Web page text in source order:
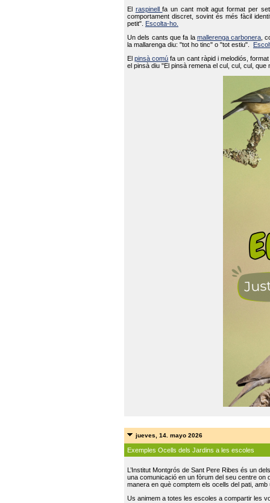
El raspinellfa un cant molt agut format per
comportament discret, sovint és més fàcil
petit".
Escolta-ho.
Un dels cants que fa la mallerenga carbonera ,
la mallarenga diu: "tot ho tinc" o "tot estiu".
Elpinsà comú fa un cant ràpid i melodiós,
el pinsà diu "El pinsà remena el cul, cul, cul,
jueves, 14. mayo 2026
Exemples Ocells dels Jardins a les escoles
L’Institut Montgrós de Sant Pere Ribes és un
una comunicació en un fòrum del seu centre on
manera en què comptem els ocells del pati,
Us animem a totes les escoles a compartir les